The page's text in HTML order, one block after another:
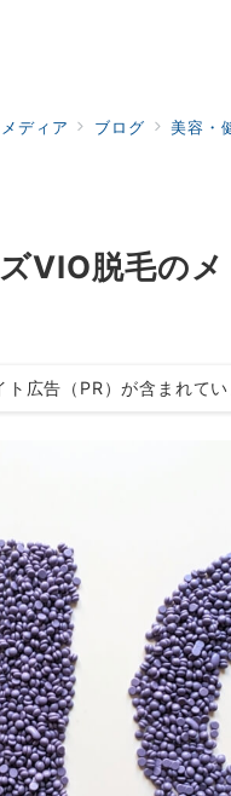
ディア ブログ 美容・
VIO脱毛の
広告（PR）が含まれてい